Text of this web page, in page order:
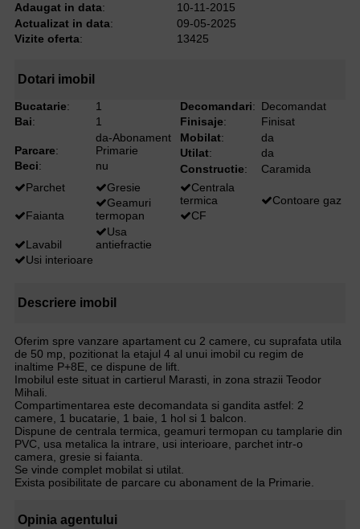
Adaugat in data:
10-11-2015
Actualizat in data:
09-05-2025
Vizite oferta: 13425
Dotari imobil
Bucatarie:
1
Bai: 1
Parcare:
da-Abonament
Primarie
Beci: nu
Decomandari: Decomandat
Finisaje:
Finisat
Mobilat:
da
Utilat:
da
Constructie:
Caramida
Parchet
Gresie
Faianta
Geamuri
termopan
Lavabil
Usa
antiefractie
Usi interioare
Centrala
termica
Contoare gaz
CF
Descriere imobil
Oferim spre vanzare apartament cu 2 camere, cu suprafata utila
de 50 mp, pozitionat la etajul 4 al unui imobil cu regim de
inaltime P+8E, ce dispune de lift.
Imobilul este situat in cartierul Marasti, in zona strazii Teodor
Mihali.
Compartimentarea este decomandata si gandita astfel: 2
camere, 1 bucatarie, 1 baie, 1 hol si 1 balcon.
Dispune de centrala termica, geamuri termopan cu tamplarie din
PVC, usa metalica la intrare, usi interioare, parchet intr-o
camera, gresie si faianta.
Se vinde complet mobilat si utilat.
Exista posibilitate de parcare cu abonament de la Primarie.
Opinia agentului